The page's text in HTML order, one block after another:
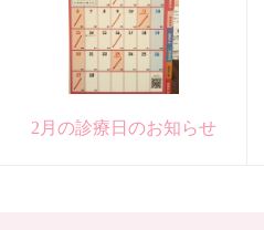
2月の診療日のお知らせ